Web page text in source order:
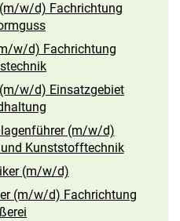
w/d) Fachrichtung
w/d) Fachrichtung
w/d) Einsatzgebiet
(m/w/d)
Kunststofftechnik
(m/w/d)
(m/w/d) Fachrichtung